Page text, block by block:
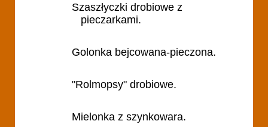
Szaszłyczki drobiowe z
pieczarkami.
Golonka bejcowana-pieczona.
"Rolmopsy" drobiowe.
Mielonka z szynkowara.